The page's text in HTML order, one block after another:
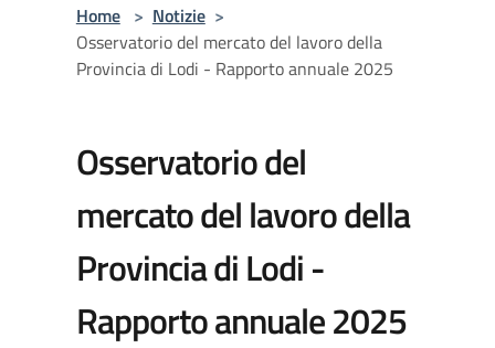
Home > Notizie >
Osservatorio del mercato del lavoro della
Provincia di Lodi - Rapporto annuale 2025
Osservatorio del
mercato del lavoro della
Provincia di Lodi -
Rapporto annuale 2025